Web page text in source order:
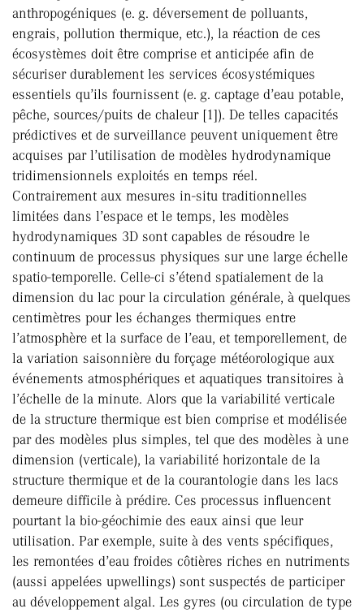
anthropogéniques (e. g. déversement de polluants,
engrais, pollution thermique, etc.), la réaction de ces
écosystèmes doit être comprise et anticipée afin de
sécuriser durablement les services écosystémiques
essentiels qu’ils fournissent (e. g. captage d’eau potable,
pêche, sources/puits de chaleur [1]). De telles capacités
prédictives et de surveillance peuvent uniquement être
acquises par l’utilisation de modèles hydrodynamique
tridimensionnels exploités en temps réel.
Contrairement aux mesures in-situ traditionnelles
limitées dans l’espace et le temps, les modèles
hydrodynamiques 3D sont capables de résoudre le
continuum de processus physiques sur une large échelle
spatio-temporelle. Celle-ci s’étend spatialement de la
dimension du lac pour la circulation générale, à quelques
centimètres pour les échanges thermiques entre
l’atmosphère et la surface de l’eau, et temporellement, de
la variation saisonnière du forçage météorologique aux
événements atmosphériques et aquatiques transitoires à
l’échelle de la minute. Alors que la variabilité verticale
de la structure thermique est bien comprise et modélisée
par des modèles plus simples, tel que des modèles à une
dimension (verticale), la variabilité horizontale de la
structure thermique et de la courantologie dans les lacs
demeure difficile à prédire. Ces processus influencent
pourtant la bio-géochimie des eaux ainsi que leur
utilisation. Par exemple, suite à des vents spécifiques,
les remontées d’eau froides côtières riches en nutriments
(aussi appelées upwellings) sont suspectés de participer
au développement algal. Les gyres (ou circulation de type